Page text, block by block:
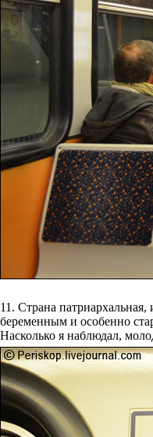
11. Страна патриархальная,
беременным и особенно
Насколько я наблюдал,